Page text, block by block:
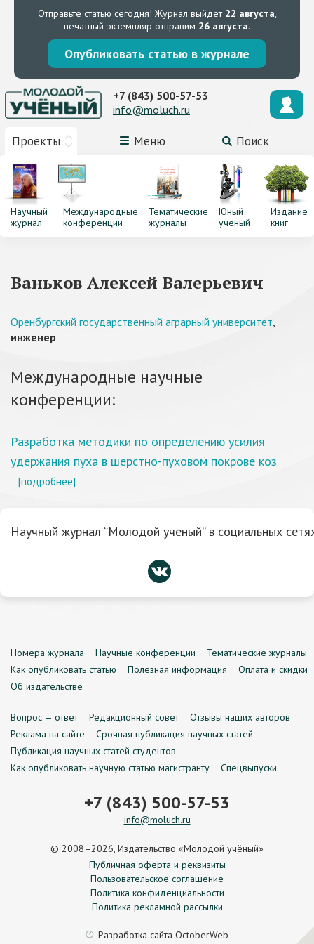
Отправьте статью сегодня! Журнал выйдет 22 августа,
печатный экземпляр отправим 26 августа.
Опубликовать статью в журнале
Проекты Меню Поиск
+7 (843) 500-57-53
info@moluch.ru
Научный
журнал
Международные
конференции
Тематические
журналы
Юный
ученый
Издание
книг
Ваньков Алексей Валерьевич
Оренбургский государственный аграрный университет,
инженер
Международные научные
конференции:
Разработка методики по определению усилия
удержания пуха в шерстно-пуховом покрове коз
[подробнее]
Научный журнал “Молодой ученый” в социальных
Номера журнала Научные конференции
Тематические журналы
Как опубликовать статью
Полезная информация
Оплата и скидки
Об издательстве
Вопрос — ответ Редакционный совет
Отзывы наших авторов
Реклама на сайте
Срочная публикация научных статей
Публикация научных статей студентов
Как опубликовать научную статью магистранту
Спецвыпуски
+7 (843) 500-57-53
info@moluch.ru
© 2008–2026, Издательство «Молодой учёный»
Публичная оферта и реквизиты
Пользовательское соглашение
Политика конфиденциальности
Политика рекламной рассылки
Разработка сайта OctoberWeb